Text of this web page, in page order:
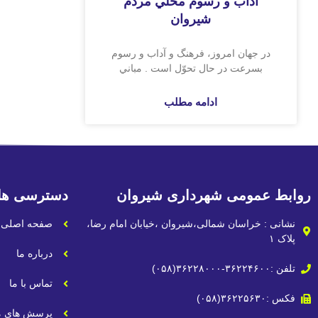
شيروان
در جهان امروز‌، فرهنگ و آداب و رسوم
بسرعت در حال تحوّل است . مباني
ادامه مطلب
روابط عمومی شهرداری شیروان
نشانی : خراسان شمالی،شیروان ،خیابان امام رضا،
پلاک ۱
تلفن :۳۶۲۲۴۶۰۰-۳۶۲۲۸۰۰۰(۰۵۸)
فکس :۳۶۲۲۵۶۳۰(۰۵۸)
دسترسی
صفحه اصلی
درباره ما
تماس با ما
پرسش های